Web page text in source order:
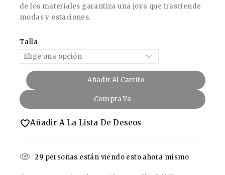
de los materiales garantiza una joya que trasciende
modas y estaciones.
Talla
Añadir Al Carrito
Compra Ya
Añadir A La Lista De Deseos
29 personas están viendo esto ahora mismo